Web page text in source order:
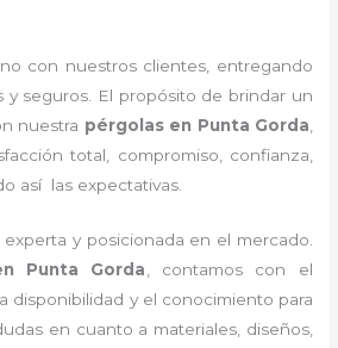
con nuestros clientes, entregando
y seguros. El propósito de brindar un
nuestra pérgolas en Punta Gorda
total, compromiso, confianza,
así las expectativas.
y posicionada en el mercado.
Punta Gorda, contamos con el
disponibilidad y el conocimiento para
en cuanto a materiales, diseños,